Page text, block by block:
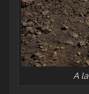
A